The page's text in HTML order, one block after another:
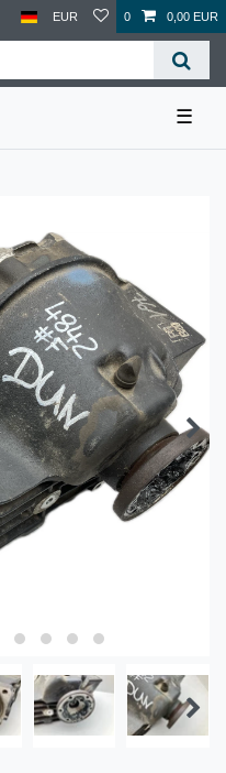
EUR 0 0,00 EUR
☰